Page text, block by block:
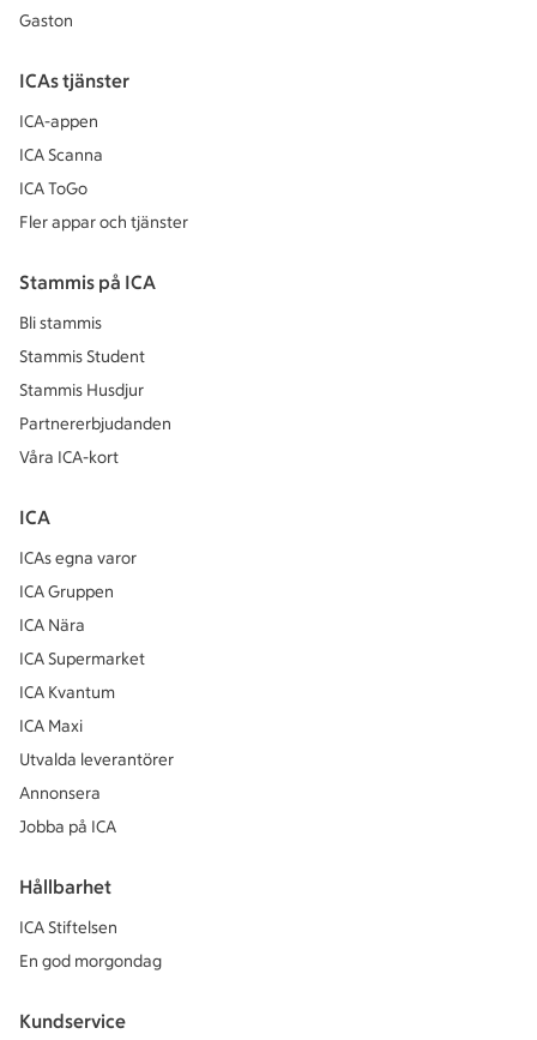
Gaston
ICAs tjänster
ICA-appen
ICA Scanna
ICA ToGo
Fler appar och tjänster
Stammis på ICA
Bli stammis
Stammis Student
Stammis Husdjur
Partnererbjudanden
Våra ICA-kort
ICA
ICAs egna varor
ICA Gruppen
ICA Nära
ICA Supermarket
ICA Kvantum
ICA Maxi
Utvalda leverantörer
Annonsera
Jobba på ICA
Hållbarhet
ICA Stiftelsen
En god morgondag
Kundservice